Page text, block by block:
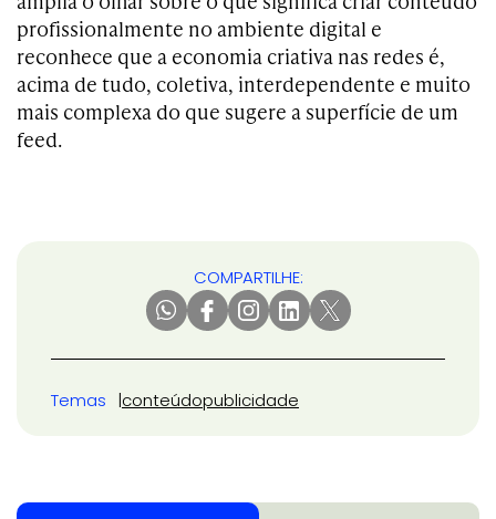
profissionalmente no ambiente digital e
reconhece que a economia criativa nas redes é,
acima de tudo, coletiva, interdependente e muito
mais complexa do que sugere a superfície de um
feed.
COMPARTILHE:
Temas conteúdopublicidade